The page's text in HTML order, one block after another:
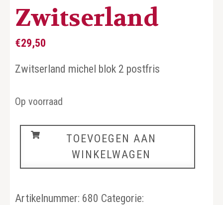
Zwitserland
€29,50
Zwitserland michel blok 2 postfris
Op voorraad
Zwitserland
TOEVOEGEN AAN
WINKELWAGEN
Artikelnummer: 680 Categorie: